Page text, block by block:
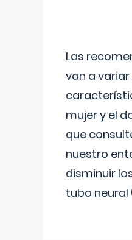
Las
van a
mujer y el
que
nuestro
disminuir
tubo neural